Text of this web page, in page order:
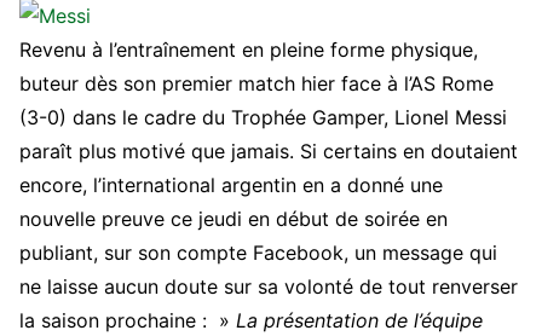
Revenu à l’entraînement en pleine forme physique,
buteur dès son premier match hier face à l’AS Rome
(3-0) dans le cadre du Trophée Gamper, Lionel Messi
paraît plus motivé que jamais. Si certains en doutaient
encore, l’international argentin en a donné une
nouvelle preuve ce jeudi en début de soirée en
publiant, sur son compte Facebook, un message qui
ne laisse aucun doute sur sa volonté de tout renverser
la saison prochaine : » La présentation de l’équipe